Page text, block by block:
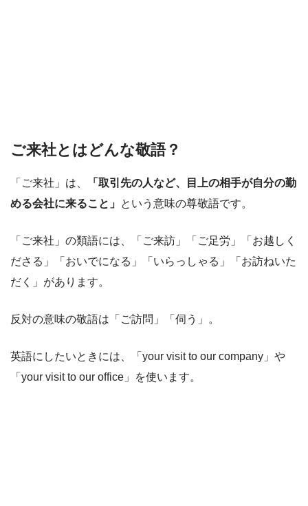
ご来社とはどんな敬語？
「ご来社」は、
「取引先の人など、目上の相手が自分の勤
める会社に来ること」 という意味の尊敬語です。
「ご来社」の類語には、「ご来訪」「ご足労」「お越しく
ださる」「おいでになる」「いらっしゃる」「お訪ねいた
だく」があります。
反対の意味の敬語は「ご訪問」「伺う」。
英語にしたいときには、「your visit to our company」や
「your visit to our office」を使います。